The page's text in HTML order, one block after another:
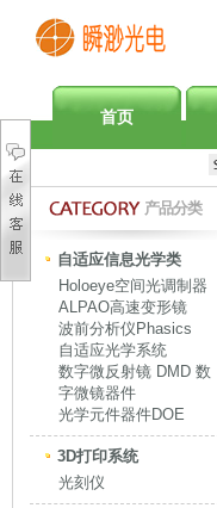
首页
产品分类
自适应信息光学类
Holoeye空间光调制器
ALPAO高速变形镜
波前分析仪Phasics
自适应光学系统
数字微反射镜 DMD 数
字微镜器件
光学元件器件DOE
3D打印系统
光刻仪